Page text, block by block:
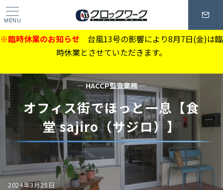
※臨時休業のお知らせ 台風13号の影響により8月7日(金)は臨
時休業とさせていただきます。
MENU
— HACCP監査業務 —
オフィス街でほっと一息【食
堂 sajiro（サジロ）】
2024年3月25日